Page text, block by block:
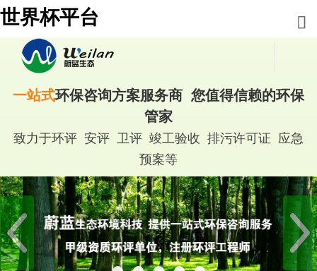
世界杯平台
一站式环保咨询方案服务商 您值得信赖的环保
管家
致力于环评 安评 卫评 竣工验收 排污许可证 应急
预案等